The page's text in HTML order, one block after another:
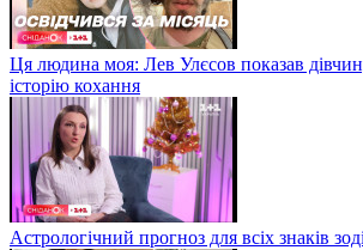
Ця людина моя: Лев Улєсов показав
історію кохання
Астрологічний прогноз для всіх знаків